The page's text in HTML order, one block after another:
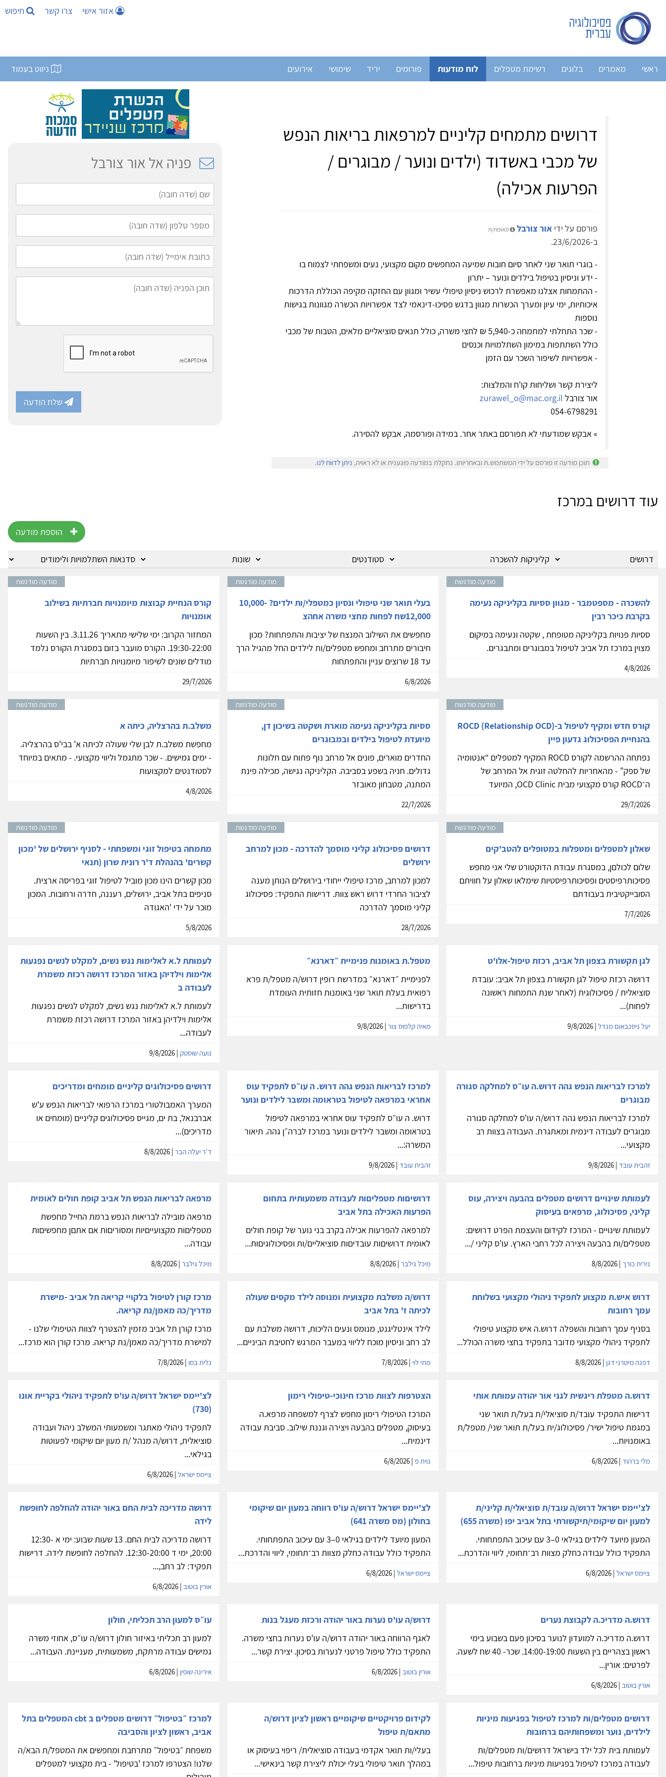
אזור אישי צרו קשר חיפוש
ראשי מאמרים בלוגים רשימת מטפלים לוח מודעות פורומים יריד שימושי אירועים ניווט בעמוד
דרושים מתמחים קליניים למרפאות בריאות הנפש
של מכבי באשדוד (ילדים ונוער / מבוגרים /
הפרעות אכילה)
פורסם על ידי אור צורבל מאומת/ת
ב-23/6/2026.
- בוגרי תואר שני לאחר סיום חובות שמיעה המחפשים מקום מקצועי, נעים ומשפחתי לצמוח בו
- ידע וניסיון בטיפול בילדים ונוער – יתרון
- ההתמחות אצלנו מאפשרת לרכוש ניסיון טיפולי עשיר ומגוון עם החזקה מקיפה הכוללת הדרכות
איכותיות, ימי עיון ומערך הכשרות מגוון בדגש פסיכו-דינאמי לצד אפשרויות הכשרה מגוונות בגישות
נוספות
- שכר התחלתי למתמחה כ-5,940 ₪ לחצי משרה, כולל תנאים סוציאליים מלאים, הטבות של מכבי
כולל השתתפות במימון השתלמויות וכנסים
- אפשרויות לשיפור השכר עם הזמן
ליצירת קשר ושליחות קו'ח והמלצות:
אור צורבל zurawel_o@mac.org.il
054-6798291
» אבקש שמודעתי לא תפורסם באתר אחר. במידה ופורסמה, אבקש להסירה.
תוכן מודעה זו פורסם על ידי המשתמש.ת ובאחריותו. נתקלת במודעה פוגענית או לא ראויה, ניתן לדווח לנו.
פניה אל אור צורבל
שלח הודעה
עוד דרושים במרכז
הוספת מודעה
מודעה מודגשת
להשכרה - מספטמבר - מגוון ססיות בקליניקה נעימה
בקרבת כיכר רבין
ססיות פנויות בקליניקה מטופחת , שקטה ונעימה במיקום
מצוין במרכז תל אביב לטיפול במבוגרים ומתבגרים.
4/8/2026
מודעה מודגשת
בעלי תואר שני טיפולי ונסיון כמטפלי/ות ילדים? 10,000-
12,000שח לפחות מחצי משרה אחהצ
מחפשים את השילוב המנצח של יציבות והתפתחות? מכון
חיבורים מתרחב ומחפש מטפלים/ות לילדים החל מהגיל הרך
עד 18 שרוצים עניין והתפתחות
6/8/2026
מודעה מודגשת
קורס הנחיית קבוצות מיומנויות חברתיות בשילוב
אומנויות
המחזור הקרוב: ימי שלישי מתאריך 3.11.26. בין השעות
19:30-22:00. הקורס מועבר בזום במסגרת הקורס נלמד
מודלים שונים לשיפור מיומנויות חברתיות
29/7/2026
מודעה מודגשת
קורס חדש ומקיף לטיפול ב-ROCD (Relationship OCD)
בהנחיית הפסיכולוג גדעון פיין
נפתחה ההרשמה לקורס ROCD המקיף למטפלים “אנטומיה
של ספק” - מהאחריות להחלטה זוגית אל המרחב של
ה־ROCD קורס מקצועי מבית OCD Clinic, המיועד
29/7/2026
מודעה מודגשת
ססיות בקליניקה נעימה מוארת ושקטה בשיכון דן,
מיועדת לטיפול בילדים ובמבוגרים
החדרים מוארים, פונים אל מרחב נוף פתוח עם חלונות
גדולים. חניה בשפע בסביבה. הקליניקה נגישה, מכילה פינת
המתנה, מטבחון מאובזר
22/7/2026
מודעה מודגשת
משלב.ת בהרצליה, כיתה א
מחפשת משלב.ת לבן שלי שעולה לכיתה א' בבי'ס בהרצליה.
- ימים גמישים. - שכר מתגמל וליווי מקצועי. - מתאים במיוחד
לסטודנטים למקצועות
4/8/2026
מודעה מודגשת
שאלון למטפלים ומטפלות במטופלים להטב'קים
שלום לכולםן, במסגרת עבודת הדוקטורט שלי אני מחפש
פסיכותרפיסטים ופסיכותרפיסטיות שימלאו שאלון על חוויתם
הסובייקטיבית בעבודתם
7/7/2026
מודעה מודגשת
דרושים פסיכולוג קליני מוסמך להדרכה - מכון למרחב
ירושלים
למכון למרחב, מרכז טיפולי ייחודי בירושלים הנותן מענה
לציבור החרדי דרוש ראש צוות. דרישות התפקיד: פסיכולוג
קליני מוסמך להדרכה
28/7/2026
מודעה מודגשת
מתמחה בטיפול זוגי ומשפחתי - לסניף ירושלים של 'מכון
קשרים' בהנהלת ד'ר רונית שרון (תנאי
מכון קשרים הינו מכון מוביל לטיפול זוגי בפריסה ארצית.
סניפים בתל אביב, ירושלים, רעננה, חדרה ורחובות. המכון
מוכר על ידי 'האגודה
5/8/2026
לגן תקשורת בצפון תל אביב, רכזת טיפול-אלו'ט
דרושה רכזת טיפול לגן תקשורת בצפון תל אביב: עובדת
סוציאלית / פסיכולוגית (לאחר שנת התמחות ראשונה
לפחות)...
יעל ניסנבאום מנדל
מטפל.ת באומנות פנימיית ״דארנא״
לפנימיית ״דארנא״ במדרשת רופין דרוש/ה מטפל/ת פרא
רפואית בעלת תואר שני באומנות חזותית העומדת
בדרישות...
מאיה קלפוס צור| 9/8/2026
לעמותת ל.א לאלימות נגש נשים, למקלט לנשים נפגעות
אלימות וילדיהן באזור המרכז דרושה רכזת משמרת
לעבודה ב
לעמותת ל.א לאלימות נגש נשים, למקלט לנשים נפגעות
אלימות וילדיהן באזור המרכז דרושה רכזת משמרת
לעבודה...
נועה שוסטק | 9/8/2026
למרכז לבריאות הנפש גהה דרוש.ה עו״ס למחלקה סגורה
מבוגרים
למרכז לבריאות הנפש גהה דרוש/ה עו'ס למחלקה סגורה
מבוגרים לעבודה דינמית ומאתגרת. העבודה בצוות רב
מקצועי...
זהבית עובד
למרכז לבריאות הנפש גהה דרוש. ה עו״ס לתפקיד עוס
אחראי במרפאה לטיפול בטראומה ומשבר לילדים ונוער
דרוש. ה עו״ס לתפקיד עוס אחראי במרפאה לטיפול
בטראומה ומשבר לילדים ונוער במרכז לברה״ן גהה. תיאור
המשרה:...
זהבית עובד| 9/8/2026
דרושים פסיכולוגים קליניים מומחים ומדריכים
המערך האמבולטורי במרכז הרפואי לבריאות הנפש ע'ש
אברבנאל, בת ים, מגייס פסיכולוגים קליניים (מומחים או
מדריכים)...
ד'ר יעלה הבר | 8/8/2026
לעמותת שינויים דרושים מטפלים בהבעה ויצירה, עוס
קליני, פסיכולוג, מרפאים בעיסוק
לעמותת שינויים - המרכז לקידום והעצמת הפרט דרושים:
מטפלים/ות בהבעה ויצירה לכל רחבי הארץ. עו'ס קליני /...
נירית כורך
דרושיםות מטפליםות לעבודה משמעותית בתחום
הפרעות האכילה בתל אביב
למרפאה להפרעות אכילה בקרב בני נוער של קופת חולים
לאומית דרושיםות עובדיםות סוציאליים/ות ופסיכולוגיםות...
מיכל גילבר| 8/8/2026
מרפאה לבריאות הנפש תל אביב קופת חולים לאומית
מרפאה מובילה לבריאות הנפש ברמת החייל מחפשת
מטפליםות מקצועייםיות ומסוריםות אם אתםן מחפשיםות
עבודה...
מיכל גילבר | 8/8/2026
דרוש איש.ת מקצוע לתפקיד ניהולי מקצועי בשלוחת
עמך רחובות
בסניף עמך רחובות והשפלה דרוש.ה איש מקצוע טיפולי
לתפקיד ניהולי מקצועי מדובר בתפקיד בחצי משרה הכולל...
דפנה מיטרני דגן
דרוש/ה משלבת מקצועית ומנוסה לילד מקסים שעולה
לכיתה ז' בתל אביב
לילד אינטליגנט, מנומס ונעים הליכות, דרושה משלבת עם
לב רחב וניסיון מוכח לליווי במעבר המרגש לחטיבת הביניים...
מתי לוי
מרכז קורן לטיפול בלקויי קריאה תל אביב -מישרת
מדריך/כה מאמן/נת קריאה.
מרכז קורן תל אביב מזמין להצטרף לצוות הטיפולי שלנו -
למישרת מדריך/כה מאמן/נת קריאה. מרכז קורן הוא מרכז...
גלית בסו | 7/8/2026
דרוש.ה מטפלת ריגשית לגני אור יהודה עמותת אותי
דרישות התפקיד עובד/ת סוציאלי/ת בעל/ת תואר שני
במגמת טיפול ישיר/ פסיכולוג/ית בעל/ת תואר שני/ מטפל/ת
באומנויות...
מלי ברהוד
הצטרפות לצוות מרכז חינוכי-טיפולי רימון
המרכז הטיפולי רימון מחפש לצרף למשפחה מרפא.ה
בעיסוק, מטפלים בהבעה ויצירה וגננת שילוב. סביבת עבודה
דינמית...
נוית פ
לצ'יימס ישראל דרוש/ה עו'ס לתפקיד ניהולי בקריית אונו
(730)
לתפקיד ניהולי מאתגר ומשמעותי המשלב ניהול ועבודה
סוציאלית, דרוש/ה מנהל /ת מעון יום שיקומי לפעוטות
בגילאי...
ציימס ישראל | 6/8/2026
לצ'יימס ישראל דרוש/ה עובד/ת סוציאלי/ת קליני/ת
למעון יום שיקומי/תיקשורתי בתל אביב יפו (משרה 655)
המעון מיועד לילדים בגילאי 0–3 עם עיכוב התפתחותי.
התפקיד כולל עבודה כחלק מצוות רב־תחומי, ליווי והדרכת...
ציימס ישראל
לצ'יימס ישראל דרוש/ה עו'ס רווחה במעון יום שיקומי
בחולון (מס משרה 641)
המעון מיועד לילדים בגילאי 0–3 עם עיכוב התפתחותי.
התפקיד כולל עבודה כחלק מצוות רב־תחומי, ליווי והדרכת...
ציימס ישראל| 6/8/2026
דרושה מדריכה לבית החם באור יהודה להחלפה לחופשת
לידה
דרושה מדריכה לבית החם. 13 שעות שבוע: ימי א 12:30-
20:00, ימי ד 12:30-20:00. להחלפה לחופשת לידה. דרישות
תפקיד: לב רחב,...
אורין בוטוב | 6/8/2026
דרוש.ה מדריכ.ה לקבוצת נערים
דרוש.ה מדריכ.ה למועדון לנוער בסיכון פעם בשבוע בימי
ראשון בצהריים בין השעות 14:00-19:00. שכר- 40 שח לשעה.
לפרטים: אורין...
אורין בוטוב
דרוש/ה עו'ס נערות באור יהודה ורכזת מעגל בנות
לאגף הרווחה באור יהודה דרוש/ה עו'ס נערות בחצי משרה.
התפקיד כולל טיפול פרטני לנערות בסיכון. יצירת קשר...
אורין בוטוב| 6/8/2026
עו״ס למעון הרב תכליתי, חולון
למעון רב תכליתי באיזור חולון דרוש/ה עו״ס, אחוזי משרה
גמישים עבודה מרתקת, משמעותית, מעניינת. העבודה...
אירינה שופין | 6/8/2026
דרושים מטפלים/ות למרכז לטיפול בפגיעות מיניות
לילדים, נוער ומשפחותיהם ברחובות
לעמותת בית לכל ילד בישראל דרושים/ות מטפלים/ות
לעבודה במרכז לטיפול בפגיעות מיניות ברחובות טיפול...
לקידום פרויקטיים שיקומיים ראשון לציון דרוש/ה
מתאם/ת טיפול
בעלי/ות תואר אקדמי בעבודה סוציאלית/ ריפוי בעיסוק או
במהלך תואר טיפולי בעלי יכולת ליצירת קשר בינאישי...
למרכז ״בטיפול״ דרושים מטפלים ב cbt המטפלים בתל
אביב, ראשון לציון והסביבה
משפחת ״בטיפול״ מתרחבת ומחפשים את המטפל/ת הבא/ה
שלנו! הצטרפו למרכז 'בטיפול' - בית מקצועי למטפלים